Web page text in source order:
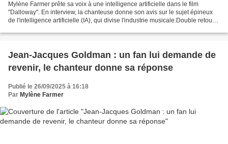
Mylène Farmer prête sa voix à une intelligence artificielle dans le film
"Dalloway". En interview, la chanteuse donne son avis sur le sujet épineux
de l'intelligence artificielle (IA), qui divise l'industrie musicale.Double retour
Jean-Jacques Goldman : un fan lui demande de
revenir, le chanteur donne sa réponse
Publié le 26/09/2025 à 16:18
Par Mylène Farmer